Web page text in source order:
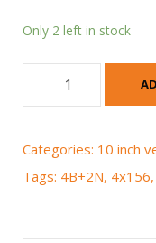
Only 2 left in stock
1
Categories: 10 inch
Tags: 4B+2N, 4x156,